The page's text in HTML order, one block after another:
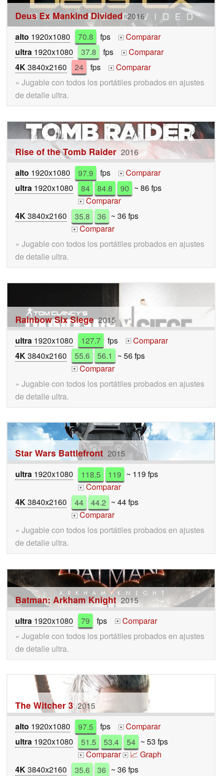
Deus Ex Mankind Divided 2016
alto 1920x1080 70.8 fps +
Comparar
ultra 1920x1080 37.8 fps +
Comparar
4K3840x2160 24 fps +
Comparar
» Jugable con todos los portátiles probados en ajustes
de detalle ultra.
Rise of the Tomb Raider 2016
alto 1920x1080 97.9 fps +
Comparar
ultra 1920x1080 84 84.8 90 ~ 86 fps
+ Comparar
4K3840x2160 35.8 36 ~ 36 fps
+ Comparar
» Jugable con todos los portátiles probados en ajustes
de detalle ultra.
Rainbow Six Siege 2015
ultra 1920x1080 127.7 fps +
Comparar
4K3840x2160 55.6 56.1 ~ 56 fps
+ Comparar
» Jugable con todos los portátiles probados en ajustes
de detalle ultra.
Star Wars Battlefront 2015
ultra 1920x1080 118.5 119 ~ 119 fps
+ Comparar
4K3840x2160 44 44.2 ~ 44 fps
+ Comparar
» Jugable con todos los portátiles probados en ajustes
de detalle ultra.
Batman: Arkham Knight 2015
ultra 1920x1080 79 fps +
Comparar
» Jugable con todos los portátiles probados en ajustes
de detalle ultra.
The Witcher 3 2015
alto 1920x1080 97.5 fps +
Comparar
ultra 1920x1080 51.5 53.4 54 ~ 53 fps
+ Comparar + 📈 Graph
4K3840x2160 35.6 36 ~ 36 fps